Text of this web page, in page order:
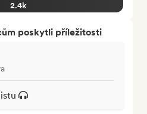
2.4k
poskytli příležitosti